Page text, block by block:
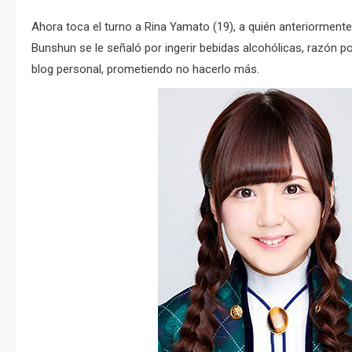
Ahora toca el turno a Rina Yamato (19), a quién
Bunshun se le señaló por ingerir bebidas alcohólicas, razón
blog personal, prometiendo no hacerlo más.